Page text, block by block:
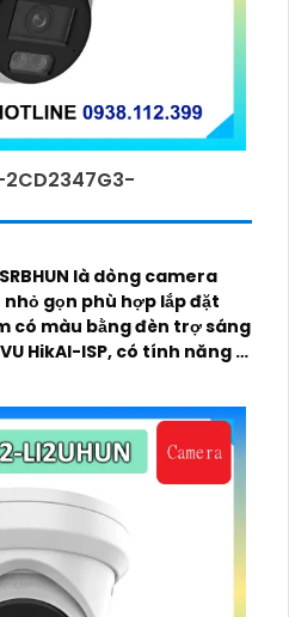
2CD2347G3-
là dòng camera
gọn phù hợp lắp đặt
có màu bằng đèn trợ sáng
HikAI-ISP, có tính năng AI